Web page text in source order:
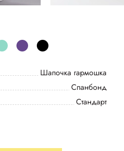
Шапочка гармошка
Спанбонд
Стандарт